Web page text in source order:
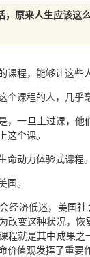
原来人生应该这么
课程，能够让这些
个课程的人，几乎
，一旦上过课，
这个课。
命动力体验式课程。
国。
经济低迷，美国
改变这种状况，
程就是其中成果
价值观发挥了重要